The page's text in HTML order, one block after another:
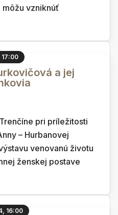
vzniknúť
a jej
pri príležitosti
– Hurbanovej
venovanú životu
ženskej postave
16:00